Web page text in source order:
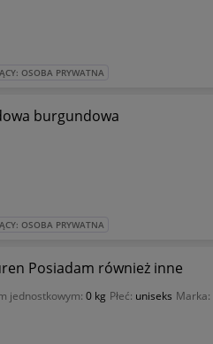
OSOBA PRYWATNA
burgundowa
OSOBA PRYWATNA
Posiadam również inne
jednostkowym: 0 kg Płeć: uniseks Marka: